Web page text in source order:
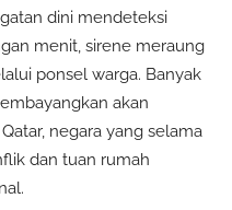
dini mendeteksi
menit, sirene meraung
ponsel warga. Banyak
akan
negara yang selama
dan tuan rumah